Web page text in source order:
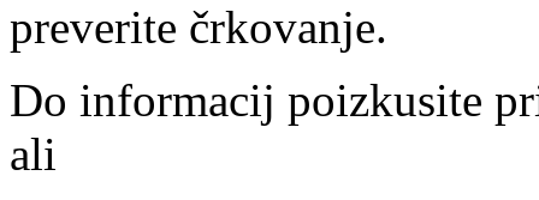
preverite črkovanje.
Do informacij poizkusite
ali